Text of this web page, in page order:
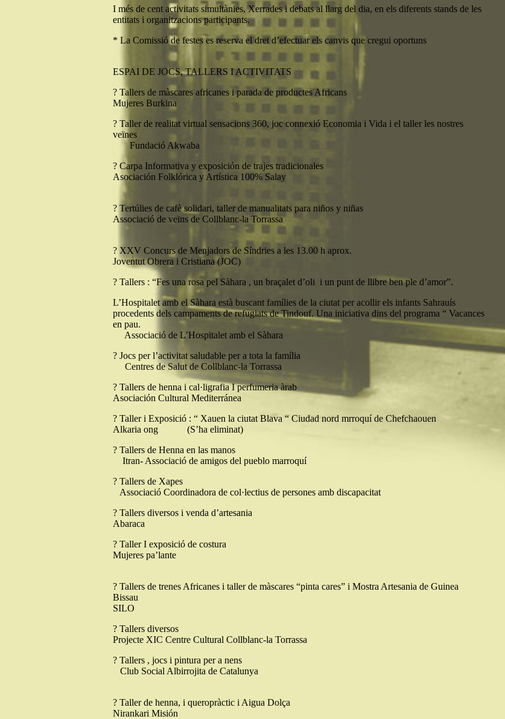
I més de cent activitats simultànies, Xerrades i debats al llarg del dia, en els diferents stands de les
entitats i organitzacions participants.
* La Comissió de festes es reserva el dret d’efectuar els canvis que cregui oportuns
ESPAI DE JOCS, TALLERS I ACTIVITATS
? Tallers de màscares africanes i parada de productes Africans
Mujeres Burkina
? Taller de realitat virtual sensacions 360, joc connexió Economia i Vida i el taller les nostres
veïnes
Fundació Akwaba
? Carpa Informativa y exposición de trajes tradicionales
Asociación Folklórica y Artística 100% Salay
? Tertúlies de cafè solidari, taller de manualitats para niños y niñas
Associació de veïns de Collblanc-la Torrassa
? XXV Concurs de Menjadors de Síndries a les 13.00 h aprox.
Joventut Obrera i Cristiana (JOC)
? Tallers : “Fes una rosa pel Sàhara , un braçalet d’oli i un punt de llibre ben ple d’amor”.
L’Hospitalet amb el Sàhara està buscant famílies de la ciutat per acollir els infants Sahrauís
procedents dels campaments de refugiats de Tindouf. Una iniciativa dins del programa “ Vacances
en pau.
Associació de L’Hospitalet amb el Sàhara
? Jocs per l’activitat saludable per a tota la família
Centres de Salut de Collblanc-la Torrassa
? Tallers de henna i cal·ligrafia I perfumeria àrab
Asociación Cultural Mediterránea
? Taller i Exposició : “ Xauen la ciutat Blava “ Ciudad nord mrroquí de Chefchaouen
Alkaria ong (S’ha eliminat)
? Tallers de Henna en las manos
Itran- Associació de amigos del pueblo marroquí
? Tallers de Xapes
Associació Coordinadora de col·lectius de persones amb discapacitat
? Tallers diversos i venda d’artesania
Abaraca
? Taller I exposició de costura
Mujeres pa’lante
? Tallers de trenes Africanes i taller de màscares “pinta cares” i Mostra Artesania de Guinea
Bissau
SILO
? Tallers diversos
Projecte XIC Centre Cultural Collblanc-la Torrassa
? Tallers , jocs i pintura per a nens
Club Social Albirrojita de Catalunya
? Taller de henna, i queropràctic i Aigua Dolça
Nirankari Misión